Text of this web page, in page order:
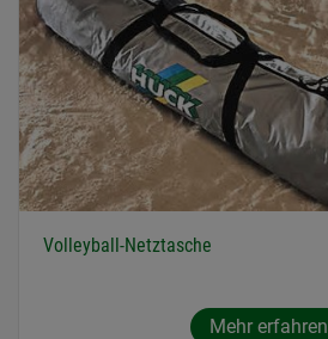
Volleyball-Netztasche
Mehr erfahren